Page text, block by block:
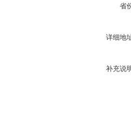
省
详细地
补充说